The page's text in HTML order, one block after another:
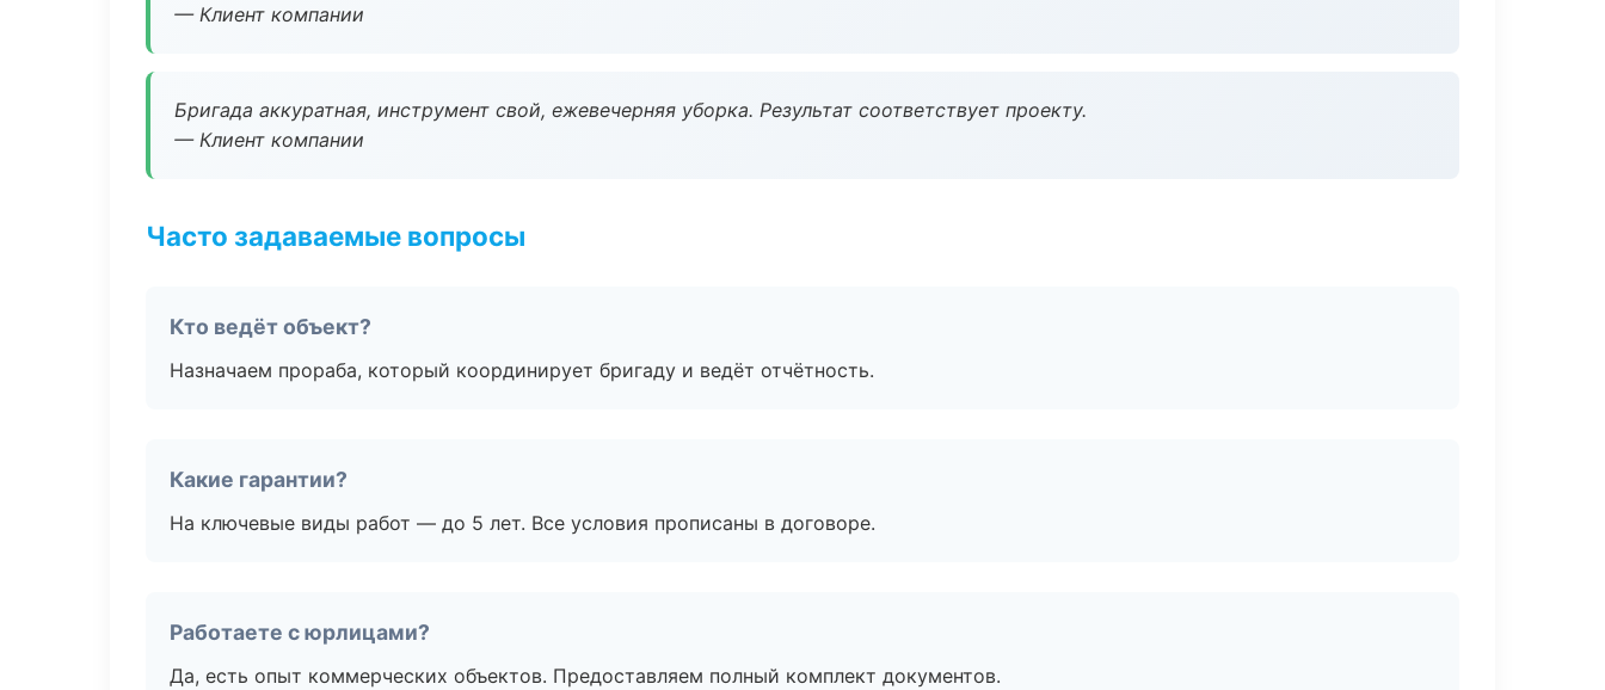
— Клиент компании
Бригада аккуратная, инструмент свой, ежевечерняя уборка. Результат соответствует проекту.
— Клиент компании
Часто задаваемые вопросы
Кто ведёт объект?
Назначаем прораба, который координирует бригаду и ведёт отчётность.
Какие гарантии?
На ключевые виды работ — до 5 лет. Все условия прописаны в договоре.
Работаете с юрлицами?
Да, есть опыт коммерческих объектов. Предоставляем полный комплект документов.